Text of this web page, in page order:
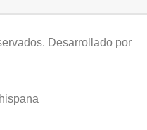
Desarrollado por